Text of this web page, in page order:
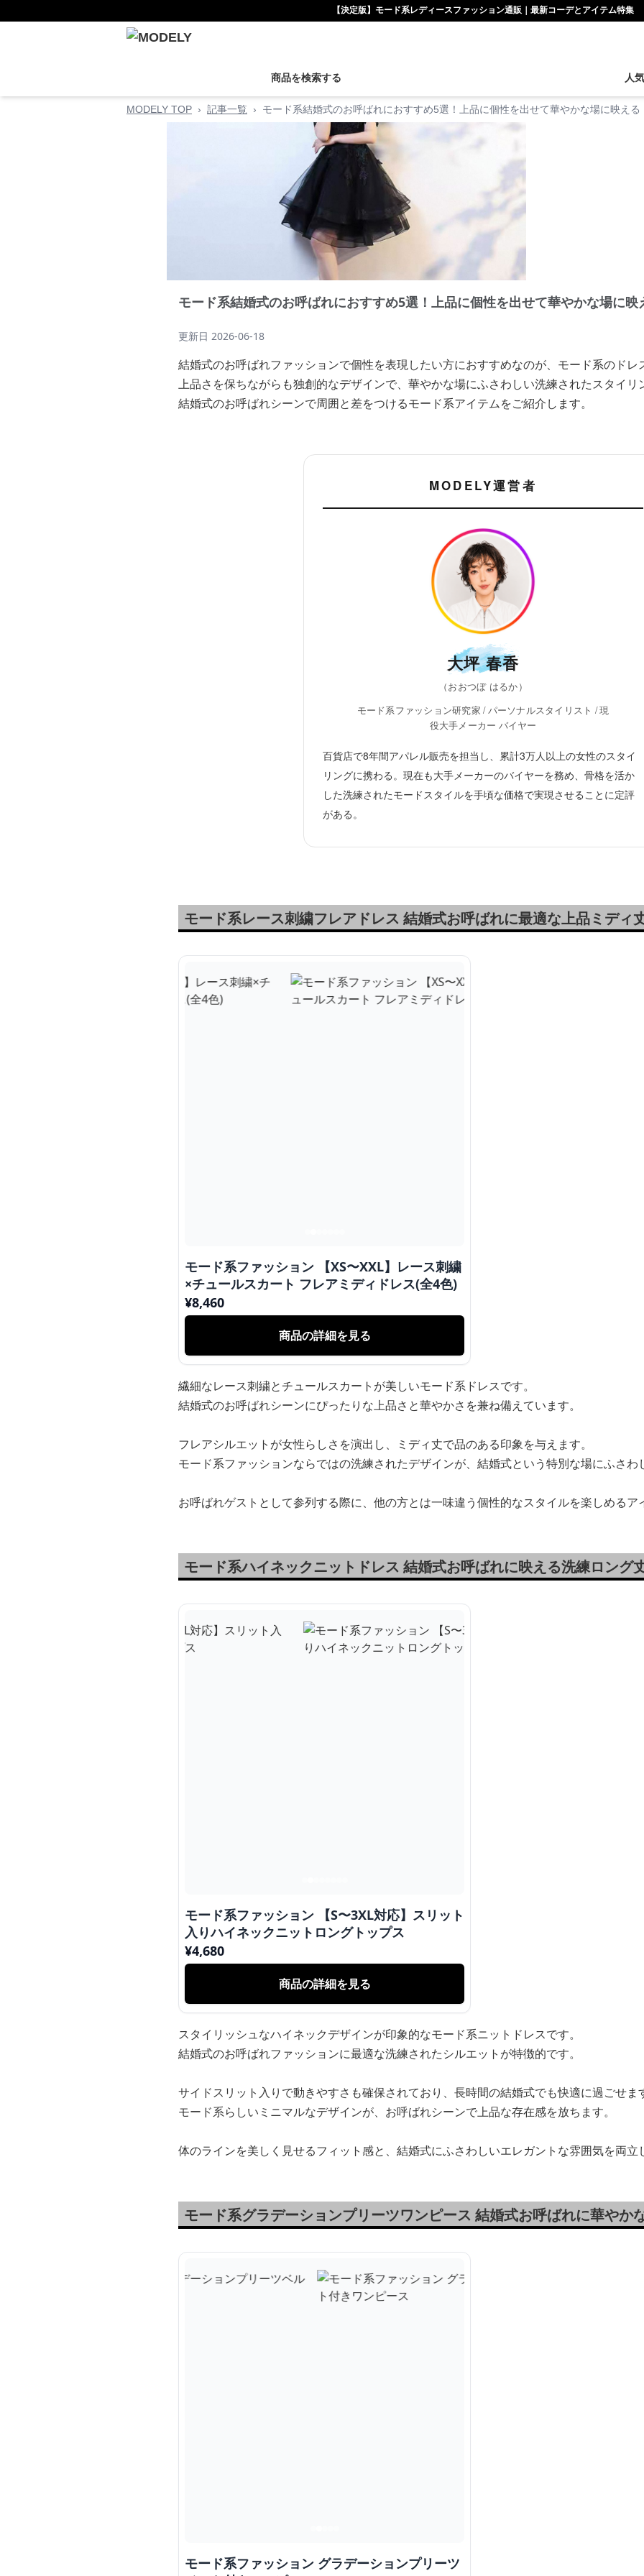
【決定版】モード系レディースファッション通販｜最新コーデとアイテム特集
商品を検索する 人
MODELY TOP › 記事一覧 › モード系結婚式のお呼ばれにおすすめ5選！上品に個性を出せて華やかな場に映える
モード系結婚式のお呼ばれにおすすめ5選！上品に個性を出せて華やかな場に映
更新日 2026-06-18
結婚式のお呼ばれファッションで個性を表現したい方におすすめなのが、モード系のドレ
上品さを保ちながらも独創的なデザインで、華やかな場にふさわしい洗練されたスタイリ
結婚式のお呼ばれシーンで周囲と差をつけるモード系アイテムをご紹介します。
MODELY運営者
大坪 春香
（おおつぼ はるか）
モード系ファッション研究家 / パーソナルスタイリスト / 現
役大手メーカー バイヤー
百貨店で8年間アパレル販売を担当し、累計3万人以上の女性のスタイ
リングに携わる。現在も大手メーカーのバイヤーを務め、骨格を活か
した洗練されたモードスタイルを手頃な価格で実現させることに定評
がある。
モード系レース刺繍フレアドレス 結婚式お呼ばれに最適な上品ミディ
モード系ファッション 【XS〜XXL】レース刺繍
×チュールスカート フレアミディドレス(全4色)
¥8,460
商品の詳細を見る
繊細なレース刺繍とチュールスカートが美しいモード系ドレスです。
結婚式のお呼ばれシーンにぴったりな上品さと華やかさを兼ね備えています。
フレアシルエットが女性らしさを演出し、ミディ丈で品のある印象を与えます。
モード系ファッションならではの洗練されたデザインが、結婚式という特別な場にふさ
お呼ばれゲストとして参列する際に、他の方とは一味違う個性的なスタイルを楽しめるア
モード系ハイネックニットドレス 結婚式お呼ばれに映える洗練ロング
モード系ファッション 【S〜3XL対応】スリット
入りハイネックニットロングトップス
¥4,680
商品の詳細を見る
スタイリッシュなハイネックデザインが印象的なモード系ニットドレスです。
結婚式のお呼ばれファッションに最適な洗練されたシルエットが特徴的です。
サイドスリット入りで動きやすさも確保されており、長時間の結婚式でも快適に過ごせま
モード系らしいミニマルなデザインが、お呼ばれシーンで上品な存在感を放ちます。
体のラインを美しく見せるフィット感と、結婚式にふさわしいエレガントな雰囲気を両立
モード系グラデーションプリーツワンピース 結婚式お呼ばれに華やか
モード系ファッション グラデーションプリーツ